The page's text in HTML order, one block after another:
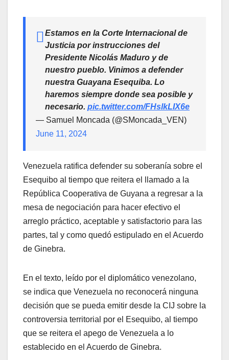
Estamos en la Corte Internacional de
Justicia por instrucciones del
Presidente Nicolás Maduro y de
nuestro pueblo. Vinimos a defender
nuestra Guayana Esequiba. Lo
haremos siempre donde sea posible y
necesario. pic.twitter.com/FHslkLIX6e
— Samuel Moncada (@SMoncada_VEN)
June 11, 2024
Venezuela ratifica defender su soberanía sobre el
Esequibo al tiempo que reitera el llamado a la
República Cooperativa de Guyana a regresar a la
mesa de negociación para hacer efectivo el
arreglo práctico, aceptable y satisfactorio para las
partes, tal y como quedó estipulado en el Acuerdo
de Ginebra.
En el texto, leído por el diplomático venezolano,
se indica que Venezuela no reconocerá ninguna
decisión que se pueda emitir desde la CIJ sobre la
controversia territorial por el Esequibo, al tiempo
que se reitera el apego de Venezuela a lo
establecido en el Acuerdo de Ginebra.